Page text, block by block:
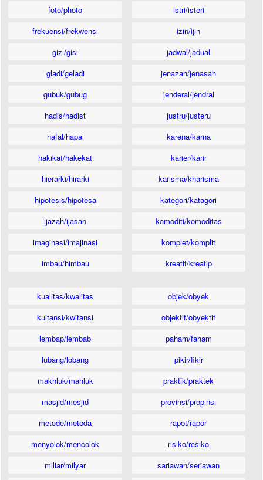
foto/photo
frekuensi/frekwensi
gizi/gisi
gladi/geladi
gubuk/gubug
hadis/hadist
hafal/hapal
hakikat/hakekat
hierarki/hirarki
hipotesis/hipotesa
ijazah/ijasah
imaginasi/imajinasi
imbau/himbau
istri/isteri
izin/ijin
jadwal/jadual
jenazah/jenasah
jenderal/jendral
justru/justeru
karena/karna
karier/karir
karisma/kharisma
kategori/katagori
komoditi/komoditas
komplet/komplit
kreatif/kreatip
kualitas/kwalitas
kuitansi/kwitansi
lembap/lembab
lubang/lobang
makhluk/mahluk
masjid/mesjid
metode/metoda
menyolok/mencolok
miliar/milyar
objek/obyek
objektif/obyektif
paham/faham
pikir/fikir
praktik/praktek
provinsi/propinsi
rapot/rapor
risiko/resiko
sariawan/seriawan